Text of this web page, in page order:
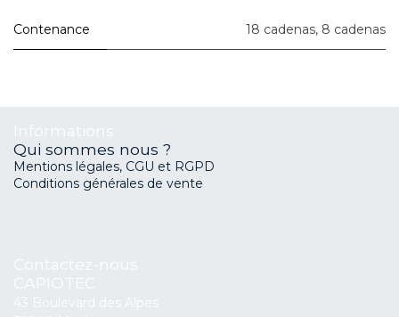
Contenance 18 cadenas, 8 cadenas
Qui sommes nous ?
Mentions légales, CGU et RGPD
Conditions générales de vente